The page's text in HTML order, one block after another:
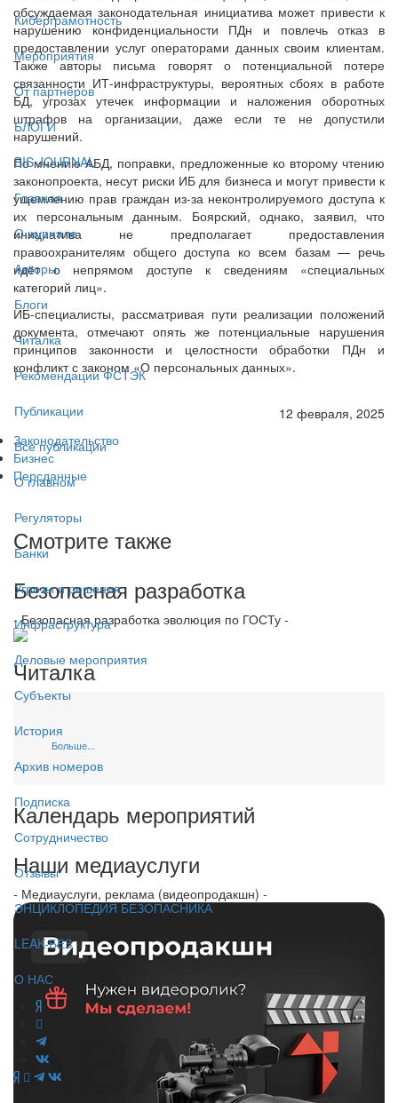
Киберграмотность
Мероприятия
От партнёров
БЛОГИ
BIS JOURNAL
Главная
О журнале
Авторы
Блоги
Читалка
Рекомендации ФСТЭК
Публикации
Все публикации
О главном
Регуляторы
Банки
Угрозы и решения
Инфраструктура
Деловые мероприятия
Субъекты
История
Архив номеров
Подписка
Сотрудничество
Отзывы
ЭНЦИКЛОПЕДИЯ БЕЗОПАСНИКА
LEAK-БЕЗ
О НАС
обсуждаемая законодательная инициатива может привести к
нарушению конфиденциальности ПДн и повлечь отказ в
предоставлении услуг операторами данных своим клиентам.
Также авторы письма говорят о потенциальной потере
связанности ИТ-инфраструктуры, вероятных сбоях в работе
БД, угрозах утечек информации и наложения оборотных
штрафов на организации, даже если те не допустили
нарушений.
По мнению АБД, поправки, предложенные ко второму чтению
законопроекта, несут риски ИБ для бизнеса и могут привести к
ущемлению прав граждан из-за неконтролируемого доступа к
их персональным данным. Боярский, однако, заявил, что
инициатива не предполагает предоставления
правоохранителям общего доступа ко всем базам — речь
идёт о непрямом доступе к сведениям «специальных
категорий лиц».
ИБ-специалисты, рассматривая пути реализации положений
документа, отмечают опять же потенциальные нарушения
принципов законности и целостности обработки ПДн и
конфликт с законом «О персональных данных».
12 февраля, 2025
Законодательство
Бизнес
Персданные
Смотрите также
Безопасная разработка
- Безопасная разработка эволюция по ГОСТу -
Читалка
Больше...
Календарь мероприятий
Наши медиауслуги
- Медиауслуги, реклама (видеопродакшн) -